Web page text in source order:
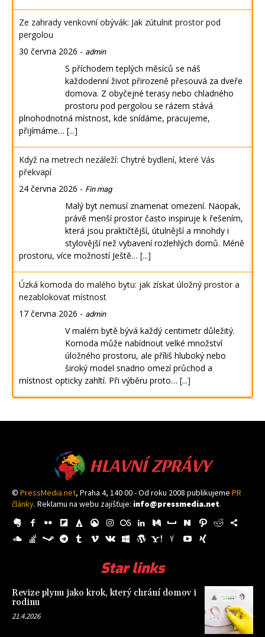
Ze zahrady venkovní obývák: Jak zútulnit prostor pod
pergolou
30 června 2026 - admin
S příchodem teplých měsíců se náš
každodenní život přirozeně přesouvá za dveře
domova. Z obyčejné terasy nebo chladného
prostoru pod pergolou se rázem stává
plnohodnotná místnost, kde snídáme, pracujeme,
přijímáme… [...]
Když na metrech nezáleží: Chytré bydlení, které Vás
překvapí
24 června 2026 - Fin mag
Malý byt nemusí znamenat omezení. Naopak,
právě menší prostor často inspiruje k řešením,
která jsou praktičtější, útulnější a mnohdy i
stylovější než vybavení rozlehlých domů. Méně
prostoru, více možností Ještě… [...]
Úzká komoda do malého bytu: jak získat úložný prostor a
nezablokovat místnost
17 června 2026 - admin
V malém bytě bývá každý centimetr důležitý.
Komoda může nabídnout velké množství
úložného prostoru, ale příliš hluboký nebo
široký model snadno omezí průchod a
místnost opticky zahltí. Při výběru proto… [...]
HLAVNÍ ZPRÁVY
© PressMedia.net, Praha 4, 140 00 - Od roku 2008 publikujeme PR
články. Reklamu na webu zajišťuje: info@pressmedia.net.
Star links
Revize plynu jako krok, který chrání domov i
rodinu
21.4.2026